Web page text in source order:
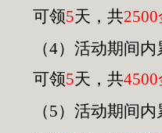
可领5天，共2500
（4）活动期间
可领5天，共4500
（5）活动期间